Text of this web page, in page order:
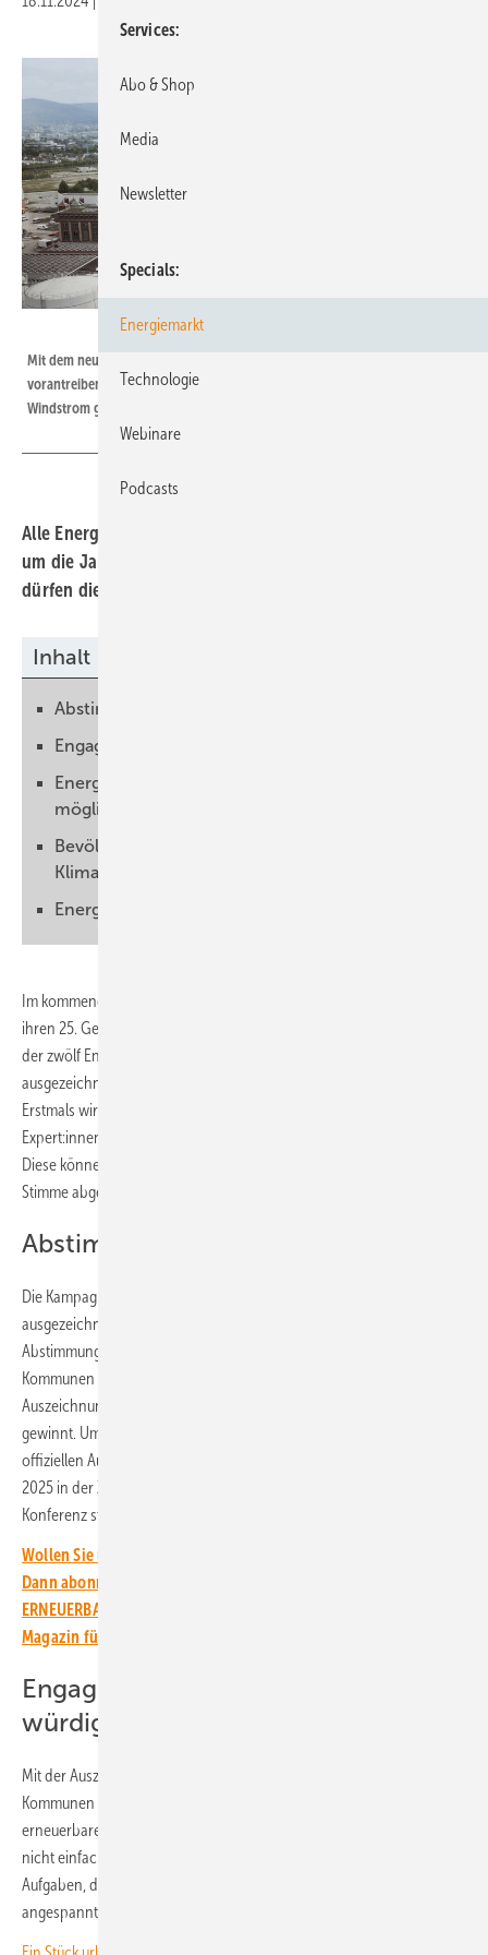
Mit dem neuen Energiespeicher will Heidelberg die Sektorkopplung
vorantreiben. Denn der Speicher wird vor allem mit Sonnen- und
Windstrom gefüllt.
Alle Energie-Kommunen des Monats werden antreten,
um die Jahresauszeichnung zu bekommen. Auswählen
dürfen die Bürger:innen.
Inhalt
Abstimmung startet im Januar 2025
Engagement der Kommunen würdigen
Energiewende ist ohne Kommunen nicht
möglich
Bevölkerung steht hinter
Klimaschutzmaßnahmen
Energiewende ist mit Bürger:innen verbunden
Im kommenden Jahr feiert die Agentur für Erneuerbare Energie (AEE)
ihren 25. Geburtstag. Anlässlich dieses Jubiläums will die Agentur eine
der zwölf Energie-Kommunen des Monats, die im Jahr 2024
ausgezeichnete wurden, zur Energie-Kommune des Jahres küren.
Erstmals wird die Energie-Kommune allerdings nicht von den
Expert:innen der AEE ausgewählt, sondern von den Bürger:innen.
Diese können – ganz gleich, in welcher Kommune sie leben – ihre
Stimme abgeben.
Abstimmung startet im Januar 2025
Die Kampagne stelle noch einmal in Gänze alle in diesem Jahr
ausgezeichneten Kommunen vor, bevor im Januar 2025 eine Online-
Abstimmung startet. Die drei bis zum 30. Januar 2025 führenden
Kommunen im Wettbewerb gehen anschließend bis zum Tag der
Auszeichnung ins Stechen. Die Kommune mit den meisten Stimmen
gewinnt. Um jeder Kommune die Möglichkeit zu geben, an der
offiziellen Auszeichnung teilzunehmen, wird diese am 17. Februar
2025 in der Zeit von 15.00 bis 16.30 Uhr im Rahmen einer Online-
Konferenz stattfinden.
Wollen Sie über die Energiewende auf dem Laufenden bleiben?
Dann abonnieren Sie einfach den kostenlosen Newsletter von
ERNEUERBARE ENERGIEN – dem größten verbandsunabhängigen
Magazin für erneuerbare Energien in Deutschland!
Engagement der Kommunen
würdigen
Mit der Auszeichnung will die AEE aber auch das Engagement der
Kommunen in Sachen Klimaschutz und beim Ausbau der
erneuerbaren Energien anerkennen. Denn dies ist für die Kommunen
nicht einfach, insbesondere angesichts der vielen kommunalen
Aufgaben, des vielerorts anhaltenden Personalmangels und der
angespannten Haushaltslage in ganz Deutschland.
Services
Abo & Shop
Media
Newsletter
Specials
Energiemarkt
Technologie
Webinare
Podcasts